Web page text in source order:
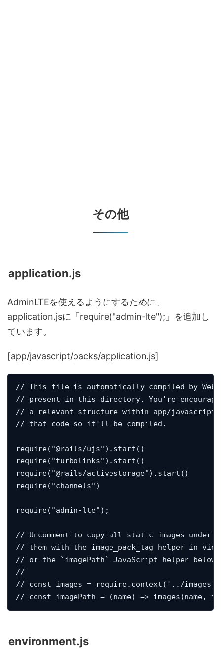
その他
application.js
AdminLTEを使えるようにするために、
application.jsに「require("admin-lte");」を追加し
ています。
[app/javascript/packs/application.js]
// This file is automatically compiled by
// present in this directory. You're
// a relevant structure within app/javascript
// that code so it'll be compiled.
require("@rails/ujs").start()
require("turbolinks").start()
require("@rails/activestorage").start()
require("channels")
require("admin-lte");
// Uncomment to copy all static images
// them with the image_pack_tag helper in
// or the `imagePath` JavaScript helper below.
//
// const images = require.context('../
environment.js